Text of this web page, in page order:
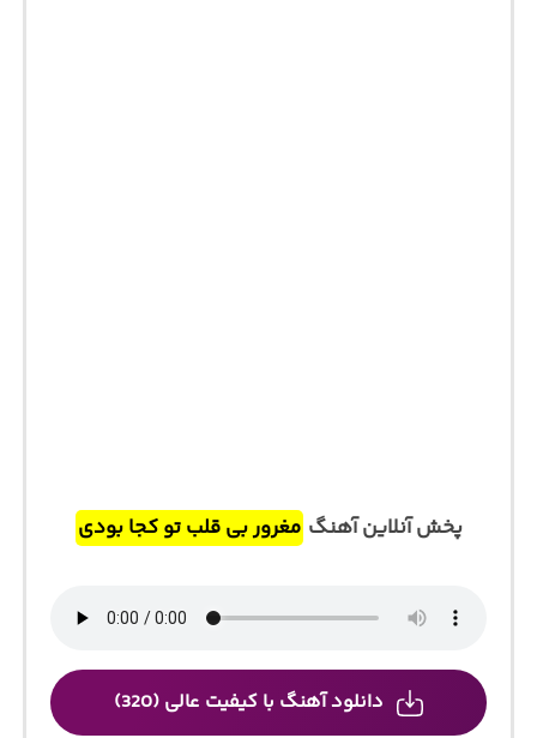
پخش آنلاین آهنگ مغرور بی قلب تو کجا بودی
دانلود آهنگ با کیفیت عالی (320)